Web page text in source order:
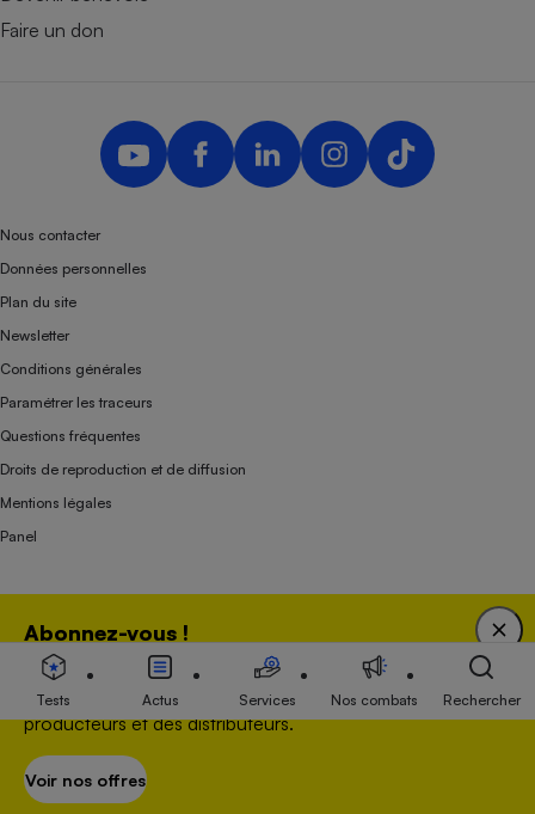
Abonnez-vous !
Bénéficiez d'une expertise unique tout en soutenant
une association 100 % indépendante de l'Etat, des
producteurs et des distributeurs.
Voir nos offres
Faire un don
Nous contacter
Données personnelles
Plan du site
Newsletter
Conditions générales
Paramétrer les traceurs
Questions fréquentes
Droits de reproduction et de diffusion
Mentions légales
Panel
Association indépendante de l’État, des syndicats, des producteurs et des
distributeurs depuis 1951.
Tests Actus Services Nos combats Rechercher